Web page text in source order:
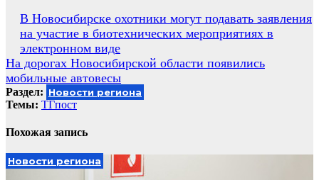
Навигация
по
записям
В Новосибирске охотники могут подавать заявления
на участие в биотехнических мероприятиях в
электронном виде
На дорогах Новосибирской области появились
мобильные автовесы
Раздел: Новости региона
Темы: ТГпост
Похожая запись
Новости региона